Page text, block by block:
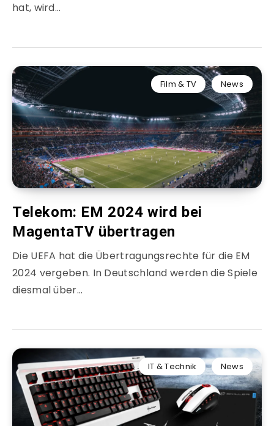
hat, wird…
Film & TV News
Telekom: EM 2024 wird bei
MagentaTV übertragen
Die UEFA hat die Übertragungsrechte für die EM
2024 vergeben. In Deutschland werden die Spiele
diesmal über…
IT & Technik News